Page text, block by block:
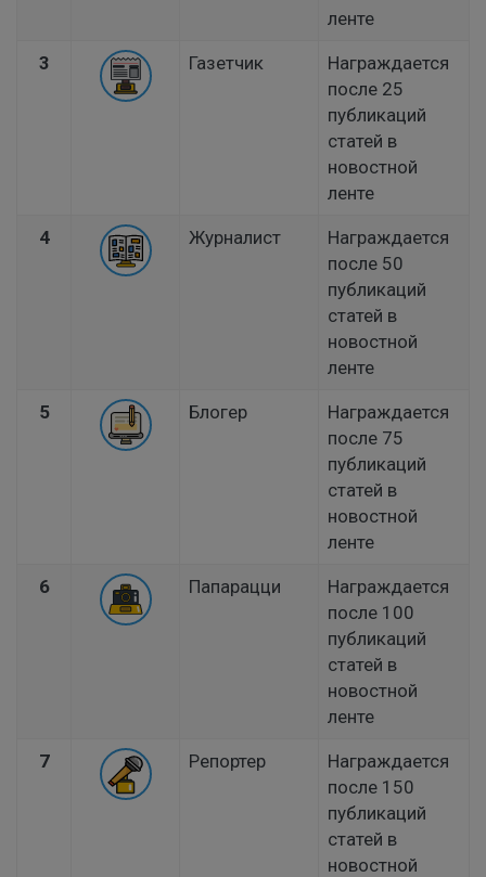
ленте
3 Газетчик
Награждается
после 25
публикаций
статей в
новостной
ленте
4 Журналист
Награждается
после 50
публикаций
статей в
новостной
ленте
5 Блогер
Награждается
после 75
публикаций
статей в
новостной
ленте
6 Папарацци
Награждается
после 100
публикаций
статей в
новостной
ленте
7 Репортер
Награждается
после 150
публикаций
статей в
новостной